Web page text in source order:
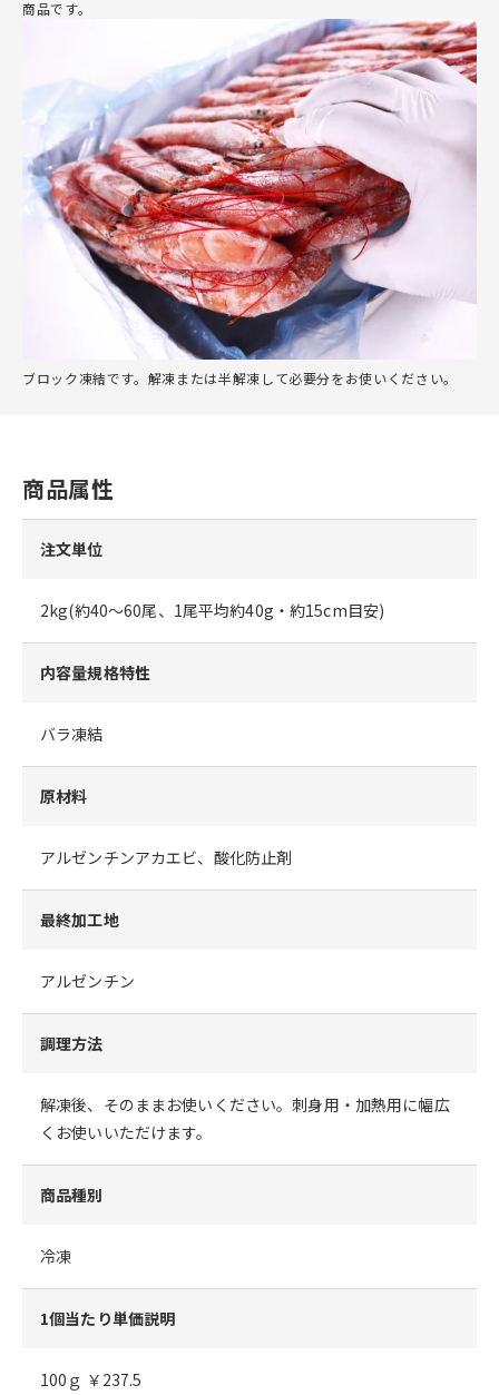
商品です。
ブロック凍結です。解凍または半解凍して必要分をお使いください。
商品属性
注文単位
2kg(約40～60尾、1尾平均約40g・約15cm目安)
内容量規格特性
バラ凍結
原材料
アルゼンチンアカエビ、酸化防止剤
最終加工地
アルゼンチン
調理方法
解凍後、そのままお使いください。刺身用・加熱用に幅広
くお使いいただけます。
商品種別
冷凍
1個当たり単価説明
100ｇ ￥237.5